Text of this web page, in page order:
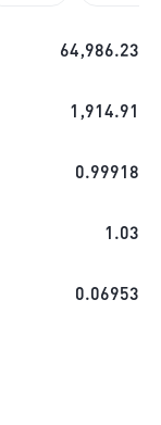
64,986.23
1,914.91
0.99918
1.03
0.06953